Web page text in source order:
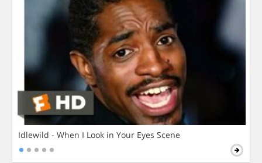
Idlewild - When I Look in Your Eyes Scene